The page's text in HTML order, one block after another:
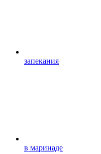
запекания
в маринаде